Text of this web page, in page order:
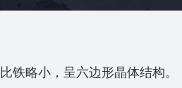
铁略小，呈六边形晶体结构。